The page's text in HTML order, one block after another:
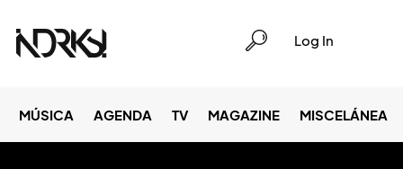
Log In
MÚSICA AGENDA TV MAGAZINE MISCELÁNEA